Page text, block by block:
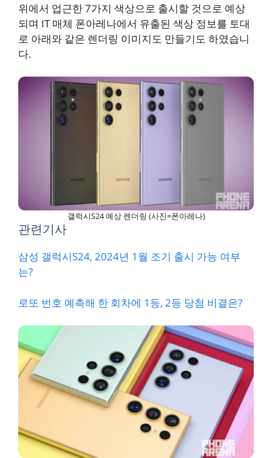
위에서 업근한 7가지 색상으로 출시할 것으로 예상
되며 IT 매체 폰아레나에서 유출된 색상 정보를 토대
로 아래와 같은 렌더링 이미지도 만들기도 하였습니
다.
갤럭시S24 예상 렌더링 (사진=폰아레나)
관련기사
삼성 갤럭시S24, 2024년 1월 조기 출시 가능 여부
는?
로또 번호 예측해 한 회차에 1등, 2등 당첨 비결은?